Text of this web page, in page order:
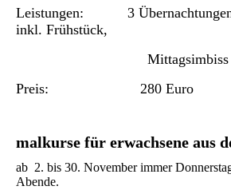
Leistungen: 3 Übernachtungen
inkl. Frühstück,
Mittagsimbiss und
Preis: 280 Euro
malkurse für erwachsene aus
ab 2. bis 30. November immer
Abende.